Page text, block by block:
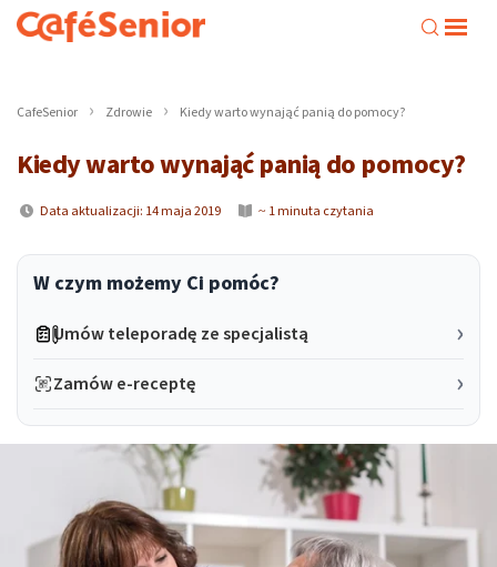
CafeSenior Zdrowie Kiedy warto wynająć panią do pomocy?
Kiedy warto wynająć panią do pomocy?
Data aktualizacji: 14 maja 2019 ~ 1 minuta czytania
W czym możemy Ci pomóc?
Umów teleporadę ze specjalistą
Zamów e-receptę